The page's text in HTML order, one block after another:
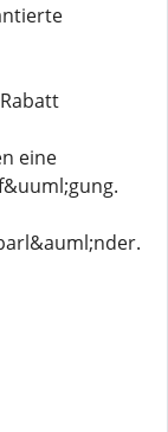
eine